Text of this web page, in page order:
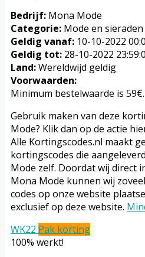
Bedrijf: Mona Mode
Categorie: Mode en sieraden
Geldig vanaf: 10-10-2022
Geldig tot: 28-10-2022
Land:Wereldwijd geldig
Voorwaarden:
Minimum bestelwaarde is 59€.
Gebruik maken van deze
Mode? Klik dan op de actie
Alle Kortingscodes.nl maakt
kortingscodes die
Mode zelf. Doordat wij direct
Mona Mode kunnen wij
codes op onze website
exclusief op deze website.
WK22 Pak korting
100% werkt!